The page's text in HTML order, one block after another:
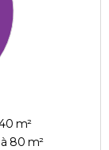
m²
80 m²